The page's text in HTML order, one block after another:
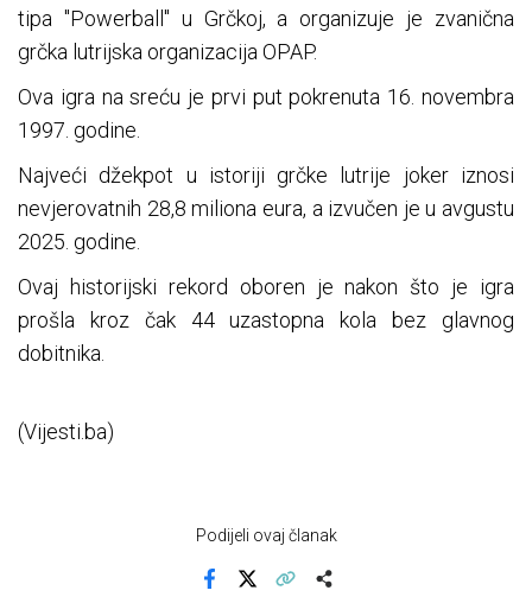
tipa "Powerball" u Grčkoj, a organizuje je zvanična
grčka lutrijska organizacija OPAP.
Ova igra na sreću je prvi put pokrenuta 16. novembra
1997. godine.
Najveći džekpot u istoriji grčke lutrije joker iznosi
nevjerovatnih 28,8 miliona eura, a izvučen je u avgustu
2025. godine.
Ovaj historijski rekord oboren je nakon što je igra
prošla kroz čak 44 uzastopna kola bez glavnog
dobitnika.
(Vijesti.ba)
Podijeli ovaj članak